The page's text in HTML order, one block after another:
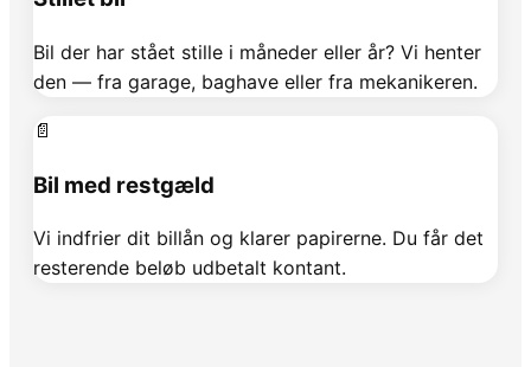
Bil der har stået stille i måneder eller år? Vi henter
den — fra garage, baghave eller fra mekanikeren.
📄
Bil med restgæld
Vi indfrier dit billån og klarer papirerne. Du får det
resterende beløb udbetalt kontant.